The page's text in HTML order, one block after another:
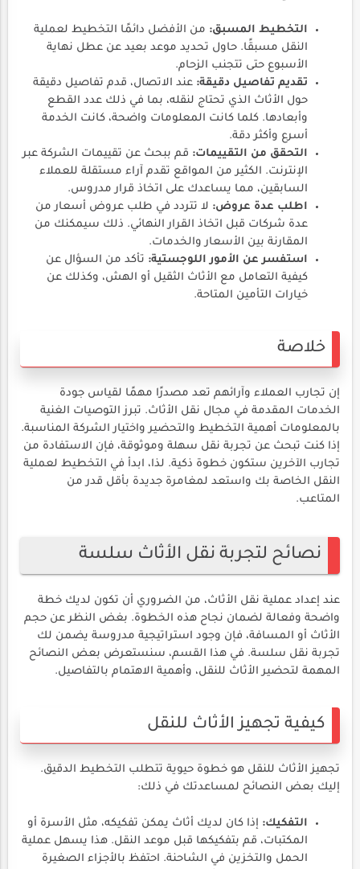
التخطيط المسبق: من الأفضل دائمًا التخطيط لعملية
النقل مسبقًا. حاول تحديد موعد بعيد عن عطل نهاية
الأسبوع حتى تتجنب الزحام.
تقديم تفاصيل دقيقة: عند الاتصال، قدم تفاصيل دقيقة
حول الأثاث الذي تحتاج لنقله، بما في ذلك عدد القطع
وأبعادها. كلما كانت المعلومات واضحة، كانت الخدمة
أسرع وأكثر دقة.
التحقق من التقييمات: قم ببحث عن تقييمات الشركة عبر
الإنترنت. الكثير من المواقع تقدم آراء مستقلة للعملاء
السابقين، مما يساعدك على اتخاذ قرار مدروس.
اطلب عدة عروض: لا تتردد في طلب عروض أسعار من
عدة شركات قبل اتخاذ القرار النهائي. ذلك سيمكنك من
المقارنة بين الأسعار والخدمات.
استفسر عن الأمور اللوجستية: تأكد من السؤال عن
كيفية التعامل مع الأثاث الثقيل أو الهش، وكذلك عن
خيارات التأمين المتاحة.
خلاصة
إن تجارب العملاء وآرائهم تعد مصدرًا مهمًا لقياس جودة
الخدمات المقدمة في مجال نقل الأثاث. تبرز التوصيات الغنية
بالمعلومات أهمية التخطيط والتحضير واختيار الشركة المناسبة.
إذا كنت تبحث عن تجربة نقل سهلة وموثوقة، فإن الاستفادة من
تجارب الآخرين ستكون خطوة ذكية. لذا، ابدأ في التخطيط لعملية
النقل الخاصة بك واستعد لمغامرة جديدة بأقل قدر من
المتاعب.
نصائح لتجربة نقل الأثاث سلسة
عند إعداد عملية نقل الأثاث، من الضروري أن تكون لديك خطة
واضحة وفعالة لضمان نجاح هذه الخطوة. بغض النظر عن حجم
الأثاث أو المسافة، فإن وجود استراتيجية مدروسة يضمن لك
تجربة نقل سلسة. في هذا القسم، سنستعرض بعض النصائح
المهمة لتحضير الأثاث للنقل، وأهمية الاهتمام بالتفاصيل.
كيفية تجهيز الأثاث للنقل
تجهيز الأثاث للنقل هو خطوة حيوية تتطلب التخطيط الدقيق.
إليك بعض النصائح لمساعدتك في ذلك:
التفكيك: إذا كان لديك أثاث يمكن تفكيكه، مثل الأسرة أو
المكتبات، قم بتفكيكها قبل موعد النقل. هذا يسهل عملية
الحمل والتخزين في الشاحنة. احتفظ بالأجزاء الصغيرة